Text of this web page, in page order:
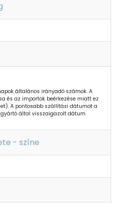
általános irányadó számok. A
és az importok beérkezése miatt ez
A pontosabb szállítási dátumot a
által visszaigazolt dátum
- színe